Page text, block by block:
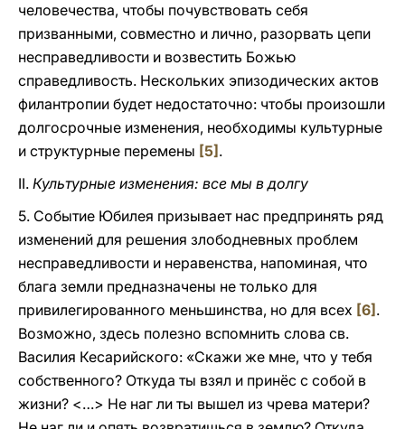
человечества, чтобы почувствовать себя
призванными, совместно и лично, разорвать цепи
несправедливости и возвестить Божью
справедливость. Нескольких эпизодических актов
филантропии будет недостаточно: чтобы произошли
долгосрочные изменения, необходимы культурные
и структурные перемены [5] .
II. Культурные изменения: все мы в долгу
5. Событие Юбилея призывает нас предпринять ряд
изменений для решения злободневных проблем
несправедливости и неравенства, напоминая, что
блага земли предназначены не только для
привилегированного меньшинства, но для всех [6] .
Возможно, здесь полезно вспомнить слова св.
Василия Кесарийского: «Скажи же мне, что у тебя
собственного? Откуда ты взял и принёс с собой в
жизни? <…> Не наг ли ты вышел из чрева матери?